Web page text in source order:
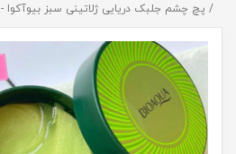
پچ چشم جلبک دریایی ژلاتینی سبز بیوآکوا - BIOAQUA